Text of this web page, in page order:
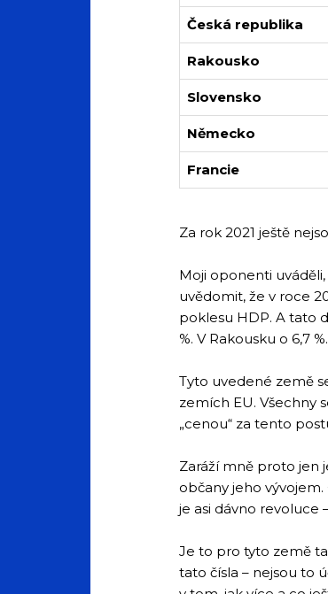
Česká republika
Rakousko
Slovensko
Německo
Francie
Za rok 2021 ještě
Moji oponenti
uvědomit, že v roce
poklesu HDP. A tato
%. V Rakousku o 6,7
Tyto uvedené země
zemích EU. Všechny
„cenou“ za tento
Zaráží mně proto jen
občany jeho
je asi dávno revoluce
Je to pro tyto země
tato čísla – nejsou to